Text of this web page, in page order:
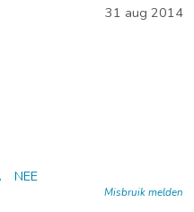
31 aug 2014
NEE
Misbruik melden